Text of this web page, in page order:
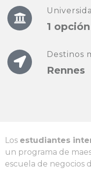
1
Destinos
Rennes
Los estudiantes
un programa de
escuela de negocios